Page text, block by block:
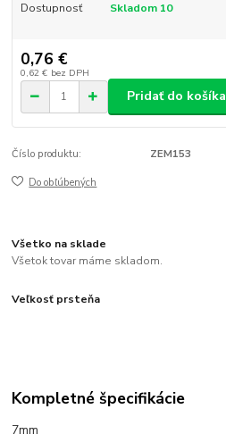
Dostupnosť Skladom 10
0,76 €
0,62 € bez DPH
Pridať do košíka
Číslo produktu: ZEM153
Do obľúbených
Všetko na sklade
Všetok tovar máme skladom.
Veľkosť prsteňa
Kompletné špecifikácie
7mm